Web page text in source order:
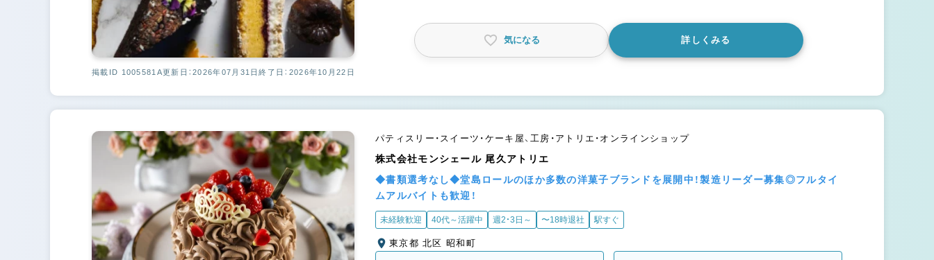
気になる 詳しくみる
掲載ID 1005581A更新日：2026年07月31日終了日：2026年10月22日
パティスリー・スイーツ・ケーキ屋、工房・アトリエ・オンラインショップ
株式会社モンシェール 尾久アトリエ
◆書類選考なし◆堂島ロールのほか多数の洋菓子ブランドを展開中！製造リーダー募集◎フルタイ
ムアルバイトも歓迎！
未経験歓迎 40代～活躍中 週2・3日～ 〜18時退社 駅すぐ
東京都 北区 昭和町